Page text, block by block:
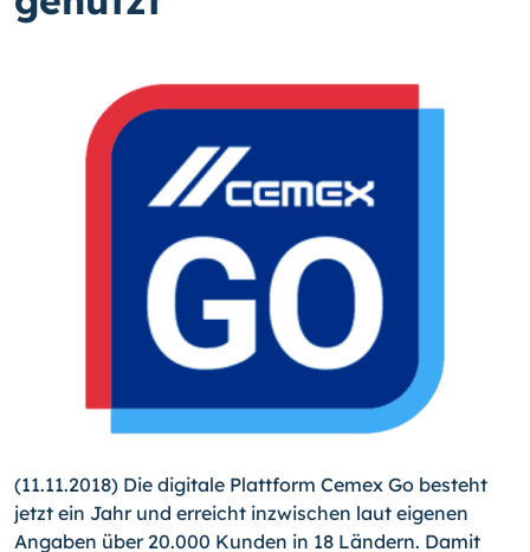
(11.11.2018) Die digitale Plattform Cemex Go besteht
jetzt ein Jahr und erreicht inzwischen laut eigenen
Angaben über 20.000 Kunden in 18 Ländern. Damit